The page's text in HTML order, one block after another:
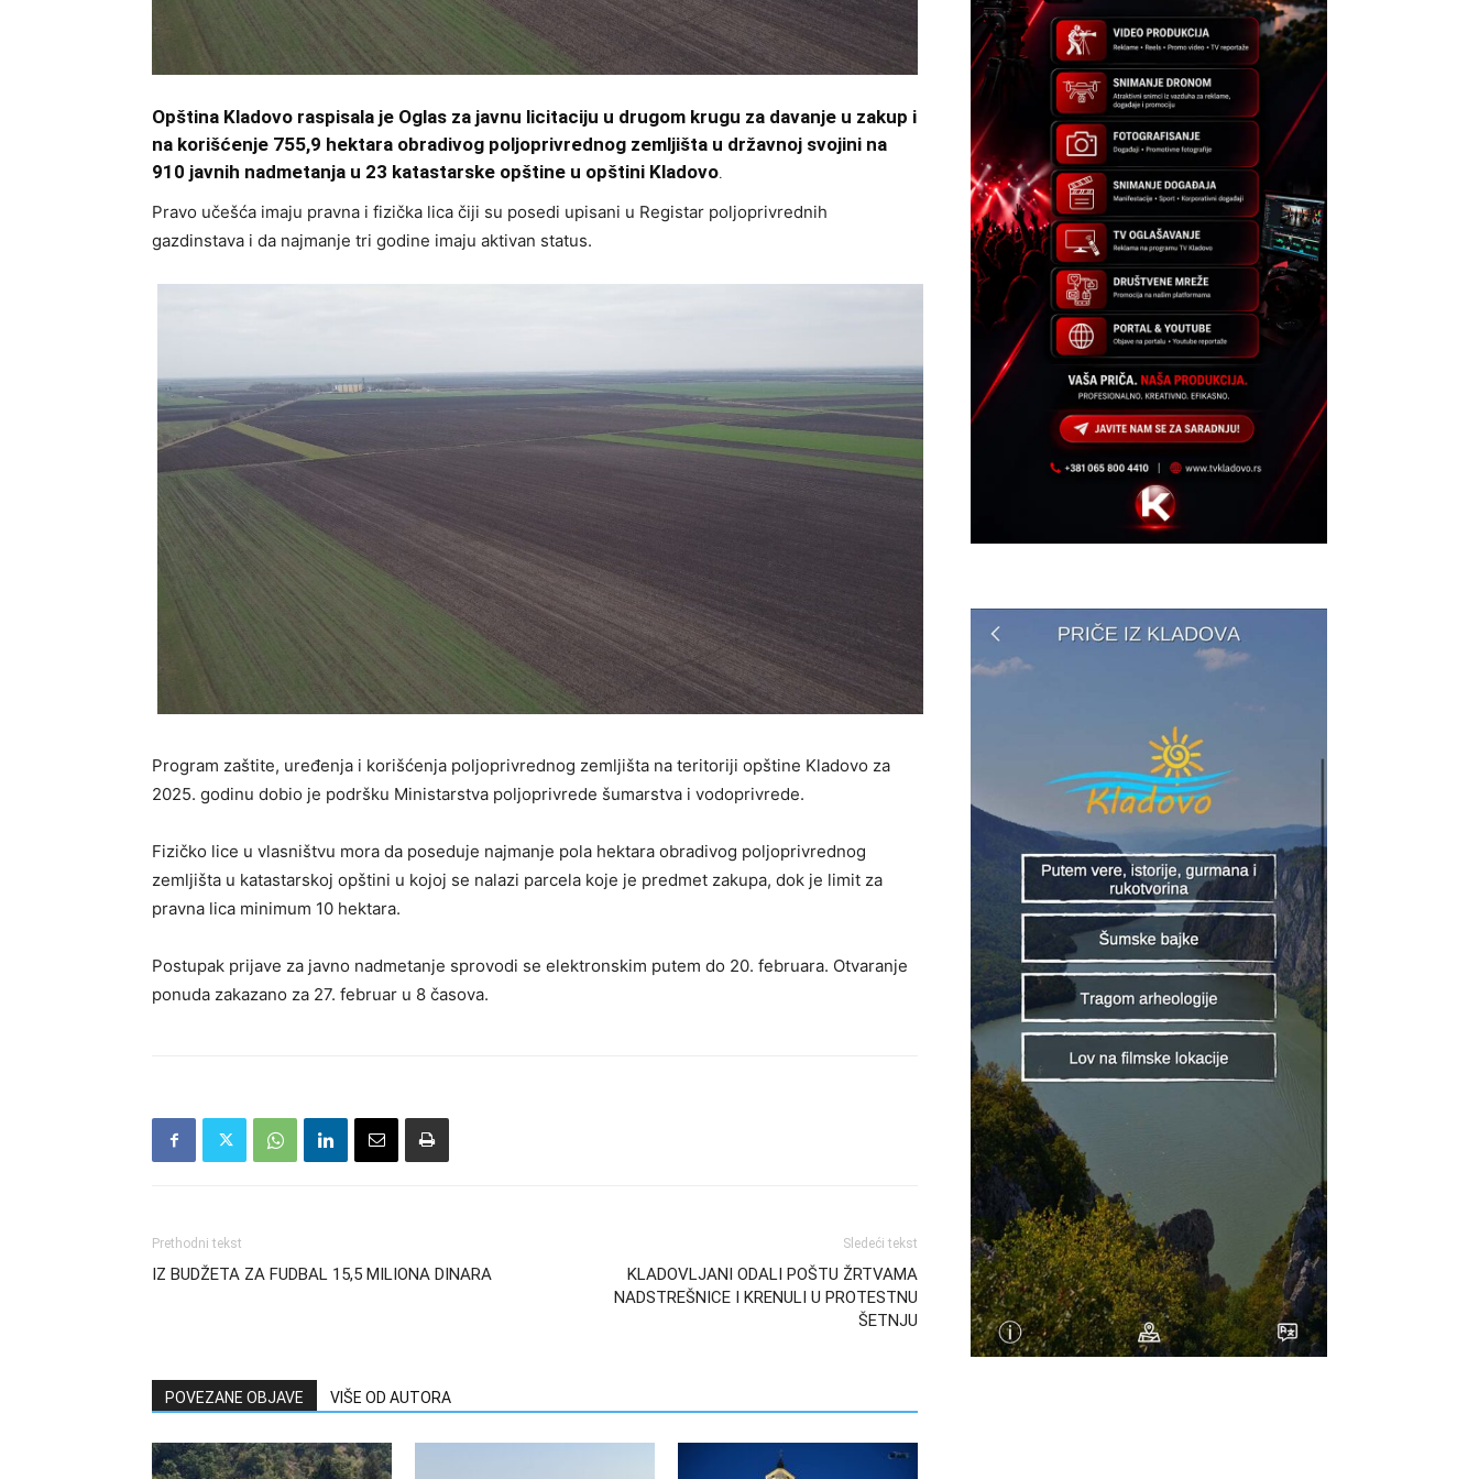
Opština Kladovo raspisala je Oglas za javnu licitaciju u drugom krugu za davanje u zakup i
na korišćenje 755,9 hektara obradivog poljoprivrednog zemljišta u državnoj svojini na
910 javnih nadmetanja u 23 katastarske opštine u opštini Kladovo.
Pravo učešća imaju pravna i fizička lica čiji su posedi upisani u Registar poljoprivrednih
gazdinstava i da najmanje tri godine imaju aktivan status.
Program zaštite, uređenja i korišćenja poljoprivrednog zemljišta na teritoriji opštine Kladovo za
2025. godinu dobio je podršku Ministarstva poljoprivrede šumarstva i vodoprivrede.
Fizičko lice u vlasništvu mora da poseduje najmanje pola hektara obradivog poljoprivrednog
zemljišta u katastarskoj opštini u kojoj se nalazi parcela koje je predmet zakupa, dok je limit za
pravna lica minimum 10 hektara.
Postupak prijave za javno nadmetanje sprovodi se elektronskim putem do 20. februara. Otvaranje
ponuda zakazano za 27. februar u 8 časova.
Prethodni tekst
IZ BUDŽETA ZA FUDBAL 15,5 MILIONA DINARA
Sledeći tekst
KLADOVLJANI ODALI POŠTU ŽRTVAMA
NADSTREŠNICE I KRENULI U PROTESTNU
ŠETNJU
POVEZANE OBJAVE VIŠE OD AUTORA